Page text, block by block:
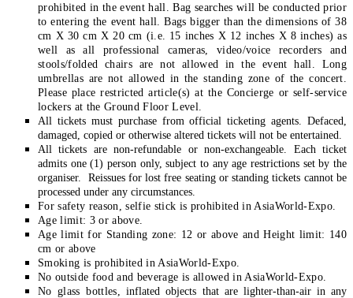
prohibited in the event hall. Bag searches will be conducted prior
to entering the event hall. Bags bigger than the dimensions of 38
cm X 30 cm X 20 cm (i.e. 15 inches X 12 inches X 8 inches) as
well as all professional cameras, video/voice recorders and
stools/folded chairs are not allowed in the event hall. Long
umbrellas are not allowed in the standing zone of the concert.
Please place restricted article(s) at the Concierge or self-service
lockers at the Ground Floor Level.
All tickets must purchase from official ticketing agents. Defaced,
damaged, copied or otherwise altered tickets will not be entertained.
All tickets are non-refundable or non-exchangeable. Each ticket
admits one (1) person only, subject to any age restrictions set by the
organiser. Reissues for lost free seating or standing tickets cannot be
processed under any circumstances.
For safety reason, selfie stick is prohibited in AsiaWorld-Expo.
Age limit: 3 or above.
Age limit for Standing zone: 12 or above and Height limit: 140
cm or above
Smoking is prohibited in AsiaWorld-Expo.
No outside food and beverage is allowed in AsiaWorld-Expo.
No glass bottles,inflated objects that are lighter-than-air in any